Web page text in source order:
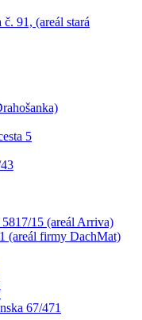
91, (areál stará
5
15 (areál Arriva)
(areál firmy DachMat)
67/471